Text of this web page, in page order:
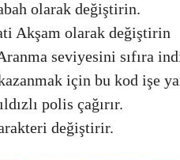
olarak değiştirin.
Akşam olarak değiştirin
seviyesini sıfıra
için bu kod işe
polis çağırır.
değiştirir.